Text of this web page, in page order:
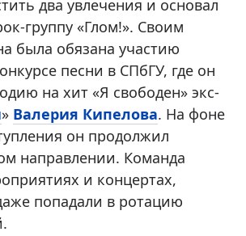
два увлечения и основал
группу «Глом!». Своим
была обязана участию
песни в СПбГУ, где он
на хит «Я свободен» экс-
» Валерия Кипелова. На фоне
он продолжил
направлении. Команда
и концертах,
попадали в ротацию